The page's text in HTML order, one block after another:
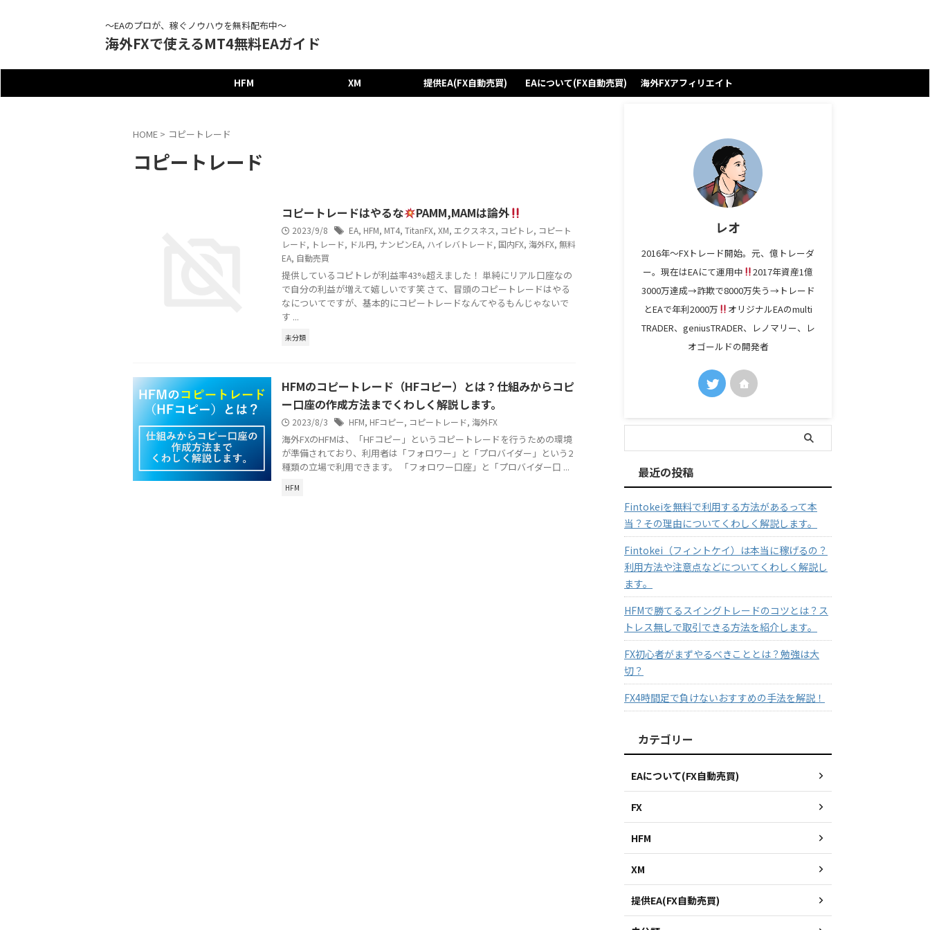
～EAのプロが、稼ぐノウハウを無料配布中～
海外FXで使えるMT4無料EAガイド
HFM XM 提供EA(FX自動売買) EAについて(FX自動売買) 海外FXアフィリエイト
HOME > コピートレード
コピートレード
コピートレードはやるな PAMM,MAMは論外
2023/9/8 EA, HFM, MT4, TitanFX, XM, エクスネス, コピトレ, コピート
レード, トレード, ドル円, ナンピンEA, ハイレバトレード, 国内FX, 海外FX, 無料
EA, 自動売買
提供しているコピトレが利益率43%超えました！ 単純にリアル口座なの
で自分の利益が増えて嬉しいです笑 さて、冒頭のコピートレードはやる
なについてですが、基本的にコピートレードなんてやるもんじゃないで
す ...
未分類
HFMのコピートレード（HFコピー）とは？仕組みからコピ
ー口座の作成方法までくわしく解説します。
2023/8/3 HFM, HFコピー, コピートレード, 海外FX
海外FXのHFMは、「HFコピー」というコピートレードを行うための環境
が準備されており、利用者は「フォロワー」と「プロバイダー」という2
種類の立場で利用できます。 「フォロワー口座」と「プロバイダー口 ...
HFM
レオ
2016年～FXトレード開始。元、億トレーダ
ー。現在はEAにて運用中
2017年資産1億
3000万達成→詐欺で8000万失う→トレード
とEAで年利2000万
オリジナルEAのmulti
TRADER、geniusTRADER、レノマリー、レ
オゴールドの開発者
最近の投稿
Fintokeiを無料で利用する方法があるって本
当？その理由についてくわしく解説します。
Fintokei（フィントケイ）は本当に稼げるの？
利用方法や注意点などについてくわしく解説し
ます。
HFMで勝てるスイングトレードのコツとは？ス
トレス無しで取引できる方法を紹介します。
FX初心者がまずやるべきこととは？勉強は大
切？
FX4時間足で負けないおすすめの手法を解説！
カテゴリー
EAについて(FX自動売買)
FX
HFM
XM
提供EA(FX自動売買)